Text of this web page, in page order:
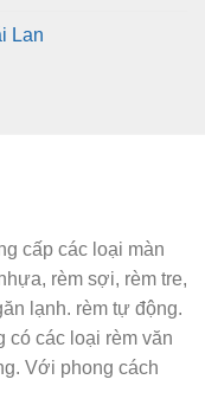
Lan
cấp các loại màn
rèm sợi, rèm tre,
lạnh. rèm tự động.
có các loại rèm văn
Với phong cách